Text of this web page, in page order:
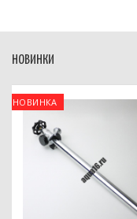
НОВИНКИ